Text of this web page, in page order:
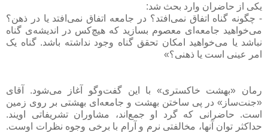
یکی از حاضران وارد بحث شد:
- چگونه گناه اتفاق نمی‌افتد؟ در جامعه اتفاق نمی‌افتد یا در ذهن؟
می‌خواهید جامعه‌ای معصوم بسازید که هیچ‌کس در اندیشه‌ی گناه
نباشد یا می‌خواهید امکان تحقق گناه وجود نداشته باشد. گناه یک
امر عینی است یا ذهنی؟»
رمان «بهشت خاکستری» با این گفت‌وگو آغاز می‌شود. آقای
«جنت‌ساز» در پی ساختن بهشت و جامعه‌ای بهشتی بر روی زمین
است. حاضرانی که گرد او جمع‌اند، مشاوران تشریفاتی اویند.
حداکثر توان آنها، مخالفتی نرم و آرام با برخی وجوه نظرات اوست.